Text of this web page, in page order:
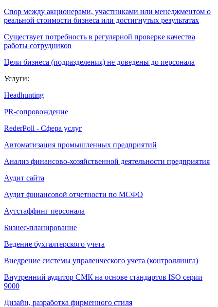
Спор между акционерами, участниками или менеджментом о
реальной стоимости бизнеса или достигнутых результатах
Существует потребность в регулярной проверке качества
работы сотрудников
Цели бизнеса (подразделения) не доведены до персонала
Услуги:
Headhunting
PR-сопровождение
RederPoll - Сфера услуг
Автоматизация промышленных предприятий
Анализ финансово-хозяйственной деятельности предприятия
Аудит сайта
Аудит финансовой отчетности по МСФО
Аутстаффинг персонала
Бизнес-планирование
Ведение бухгалтерского учета
Внедрение системы упраленческого учета (контроллинга)
Внутренний аудитор СМК на основе стандартов ISO серии
9000
Дизайн, разработка фирменного стиля